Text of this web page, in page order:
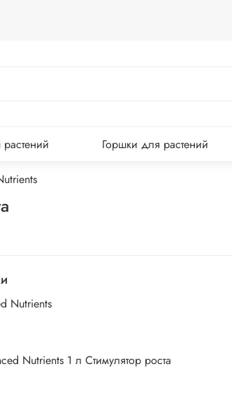
Горшки для растений
Nutrients
Nutrients 1 л Стимулятор роста